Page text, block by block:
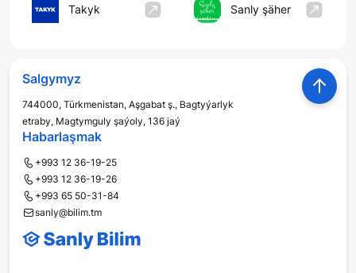
Takyk Sanly şäher
Habarlaşmak
+993 12 36-19-25
+993 12 36-19-26
+993 65 50-31-84
sanly@bilim.tm
Salgymyz
744000, Türkmenistan, Aşgabat ş., Bagtyýarlyk
etraby, Magtymguly şaýoly, 136 jaý